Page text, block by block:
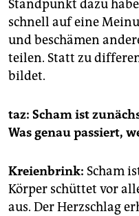
Standpunkt dazu
schnell auf eine
und beschämen
teilen. Statt zu
bildet.
taz: Scham ist
Was genau passiert,
Kreienbrink: Scham
Körper schüttet vor
aus. Der Herzschlag